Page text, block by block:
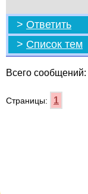
> Ответить
> Список тем
Всего сообщений:
Страницы: 1